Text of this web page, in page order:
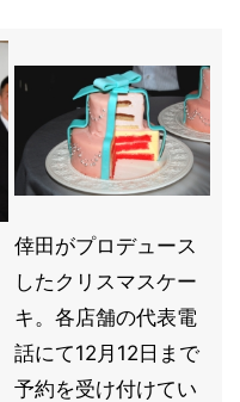
倖田がプロデュース
したクリスマスケー
キ。各店舗の代表電
話にて12月12日まで
予約を受け付けてい